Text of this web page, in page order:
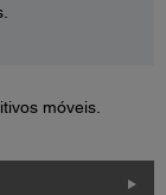
móveis.